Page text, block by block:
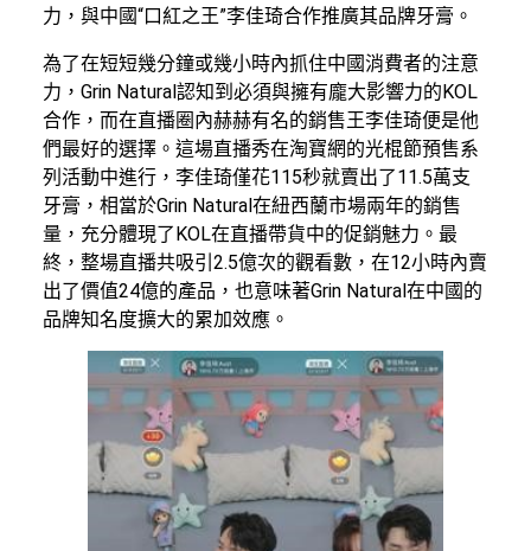
力，與中國“口紅之王”李佳琦合作推廣其品牌牙膏。
為了在短短幾分鐘或幾小時內抓住中國消費者的注意
力，Grin Natural認知到必須與擁有龐大影響力的KOL
合作，而在直播圈內赫赫有名的銷售王李佳琦便是他
們最好的選擇。這場直播秀在淘寶網的光棍節預售系
列活動中進行，李佳琦僅花115秒就賣出了11.5萬支
牙膏，相當於Grin Natural在紐西蘭市場兩年的銷售
量，充分體現了KOL在直播帶貨中的促銷魅力。最
終，整場直播共吸引2.5億次的觀看數，在12小時內賣
出了價值24億的產品，也意味著Grin Natural在中國的
品牌知名度擴大的累加效應。